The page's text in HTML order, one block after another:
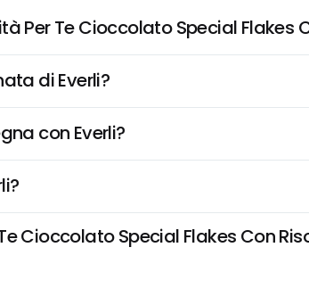
Per Te Cioccolato Special Flakes
di Everli?
con Everli?
Cioccolato Special Flakes Con